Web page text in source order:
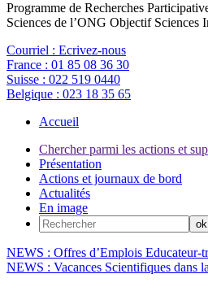
Programme de Recherches
Sciences de l’ONG Objectif Sciences
Courriel : Ecrivez-nous
France : 01 85 08 36 30
Suisse : 022 519 0440
Belgique : 023 18 35 65
Accueil
Chercher parmi les actions et
Présentation
Actions et journaux de bord
Actualités
En image
NEWS : Offres d’Emplois Educateur-
NEWS : Vacances Scientifiques dans